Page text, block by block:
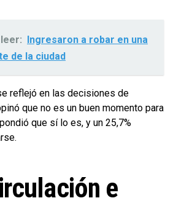
Ingresaron a robar en una
de la ciudad
reflejó en las decisiones de
que no es un buen momento para
que sí lo es, y un 25,7%
e